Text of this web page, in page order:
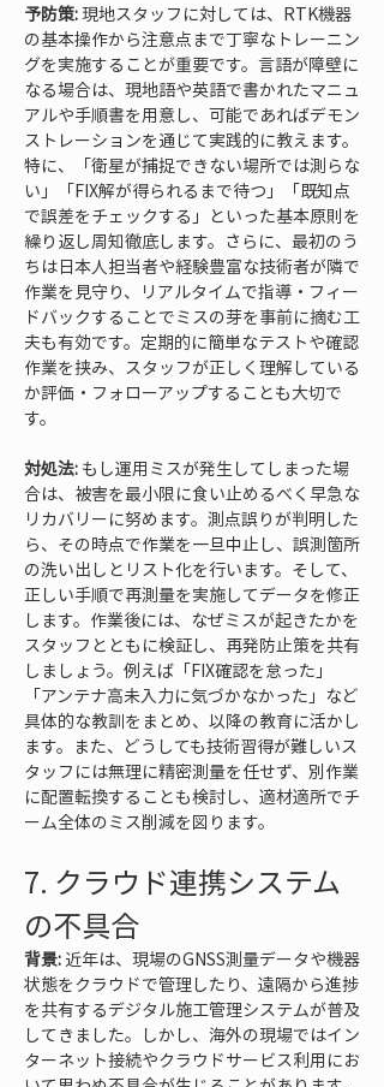
予防策: 現地スタッフに対しては、RTK機器
の基本操作から注意点まで丁寧なトレーニン
グを実施することが重要です。言語が障壁に
なる場合は、現地語や英語で書かれたマニュ
アルや手順書を用意し、可能であればデモン
ストレーションを通じて実践的に教えます。
特に、「衛星が捕捉できない場所では測らな
い」「FIX解が得られるまで待つ」「既知点
で誤差をチェックする」といった基本原則を
繰り返し周知徹底します。さらに、最初のう
ちは日本人担当者や経験豊富な技術者が隣で
作業を見守り、リアルタイムで指導・フィー
ドバックすることでミスの芽を事前に摘む工
夫も有効です。定期的に簡単なテストや確認
作業を挟み、スタッフが正しく理解している
か評価・フォローアップすることも大切で
す。
対処法: もし運用ミスが発生してしまった場
合は、被害を最小限に食い止めるべく早急な
リカバリーに努めます。測点誤りが判明した
ら、その時点で作業を一旦中止し、誤測箇所
の洗い出しとリスト化を行います。そして、
正しい手順で再測量を実施してデータを修正
します。作業後には、なぜミスが起きたかを
スタッフとともに検証し、再発防止策を共有
しましょう。例えば「FIX確認を怠った」
「アンテナ高未入力に気づかなかった」など
具体的な教訓をまとめ、以降の教育に活かし
ます。また、どうしても技術習得が難しいス
タッフには無理に精密測量を任せず、別作業
に配置転換することも検討し、適材適所でチ
ーム全体のミス削減を図ります。
7. クラウド連携システム
の不具合
背景: 近年は、現場のGNSS測量データや機器
状態をクラウドで管理したり、遠隔から進捗
を共有するデジタル施工管理システムが普及
してきました。しかし、海外の現場ではイン
ターネット接続やクラウドサービス利用にお